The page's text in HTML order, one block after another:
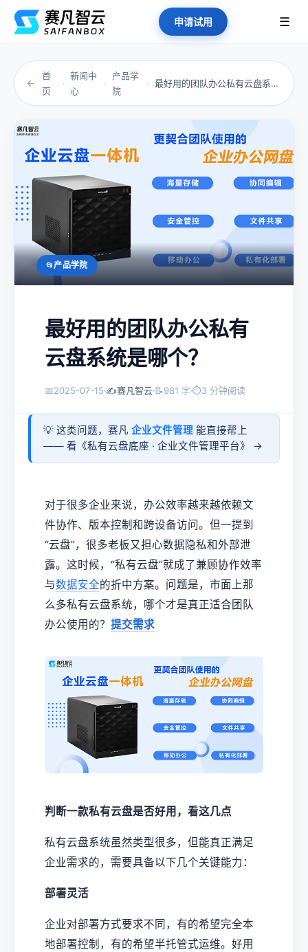
申请试用 ☰
←
首
页
›
新闻中
心
›
产品学
院
› 最好用的团队办公私有云盘系统是哪个？
产品学院
最好用的团队办公私有
云盘系统是哪个？
📅2025-07-15 ✍️赛凡智云 📝981 字 ⏱3 分钟阅读
💡 这类问题，赛凡 企业文件管理 能直接帮上
—— 看《私有云盘底座 · 企业文件管理平台》 →
对于很多企业来说，办公效率越来越依赖文
件协作、版本控制和跨设备访问。但一提到
“云盘”，很多老板又担心数据隐私和外部泄
露。这时候，“私有云盘”就成了兼顾协作效率
与数据安全的折中方案。问题是，市面上那
么多私有云盘系统，哪个才是真正适合团队
办公使用的？ 提交需求
判断一款私有云盘是否好用，看这几点
私有云盘系统虽然类型很多，但能真正满足
企业需求的，需要具备以下几个关键能力：
部署灵活
企业对部署方式要求不同，有的希望完全本
地部署控制，有的希望半托管式运维。好用